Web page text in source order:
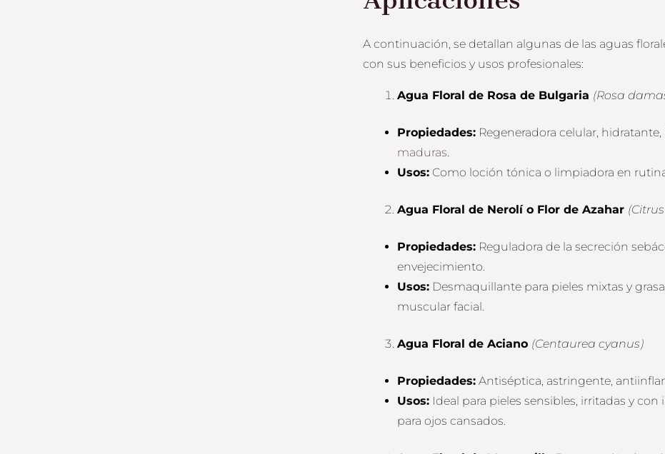
A continuación, se detallan algunas de las aguas
con sus beneficios y usos profesionales:
Agua Floral de Rosa de Bulgaria (Rosa
Propiedades:Regeneradora celular, hidratante,
maduras.
Usos:Como loción tónica o limpiadora en
Agua Floral de Nerolí o Flor de Azahar
Propiedades:Reguladora de la secreción
envejecimiento.
Usos:Desmaquillante para pieles mixtas y
muscular facial.
Agua Floral de Aciano (Centaurea cyanus)
Propiedades:Antiséptica, astringente,
Usos:Ideal para pieles sensibles, irritadas y
para ojos cansados.